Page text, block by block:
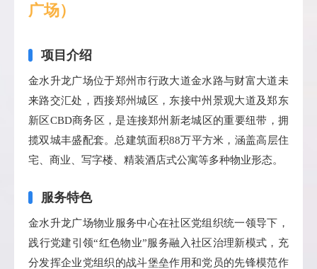
广场）
项目介绍
金水升龙广场位于郑州市行政大道金水路与财富大道未
来路交汇处，西接郑州城区，东接中州景观大道及郑东
新区CBD商务区，是连接郑州新老城区的重要纽带，拥
揽双城丰盛配套。总建筑面积88万平方米，涵盖高层住
宅、商业、写字楼、精装酒店式公寓等多种物业形态。
服务特色
金水升龙广场物业服务中心在社区党组织统一领导下，
践行党建引领“红色物业”服务融入社区治理新模式，充
分发挥企业党组织的战斗堡垒作用和党员的先锋模范作